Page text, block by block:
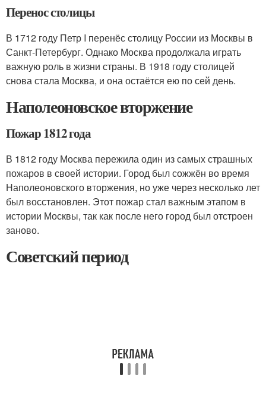
Перенос столицы
В 1712 году Петр I перенёс столицу России из Москвы в
Санкт-Петербург. Однако Москва продолжала играть
важную роль в жизни страны. В 1918 году столицей
снова стала Москва, и она остаётся ею по сей день.
Наполеоновское вторжение
Пожар 1812 года
В 1812 году Москва пережила один из самых страшных
пожаров в своей истории. Город был сожжён во время
Наполеоновского вторжения, но уже через несколько лет
был восстановлен. Этот пожар стал важным этапом в
истории Москвы, так как после него город был отстроен
заново.
Советский период